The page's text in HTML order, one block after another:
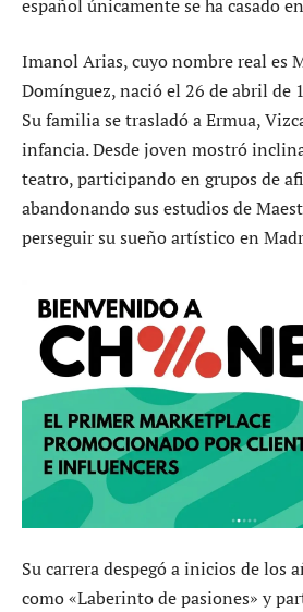
español únicamente se ha casado
Imanol Arias, cuyo nombre real es
Domínguez, nació el 26 de abril de
Su familia se trasladó a Ermua,
infancia. Desde joven mostró
teatro, participando en grupos de
abandonando sus estudios de
perseguir su sueño artístico en
Su carrera despegó a inicios de los
como «Laberinto de pasiones» y